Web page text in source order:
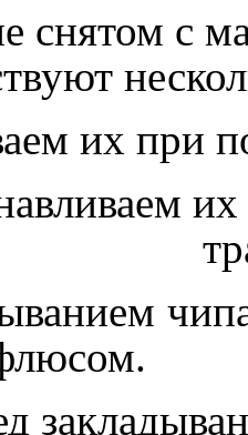
их при